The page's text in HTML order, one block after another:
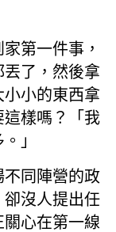
第一件事，
了，然後拿
小的東西拿
這樣嗎？「我
」
同陣營的政
沒人提出任
心在第一線